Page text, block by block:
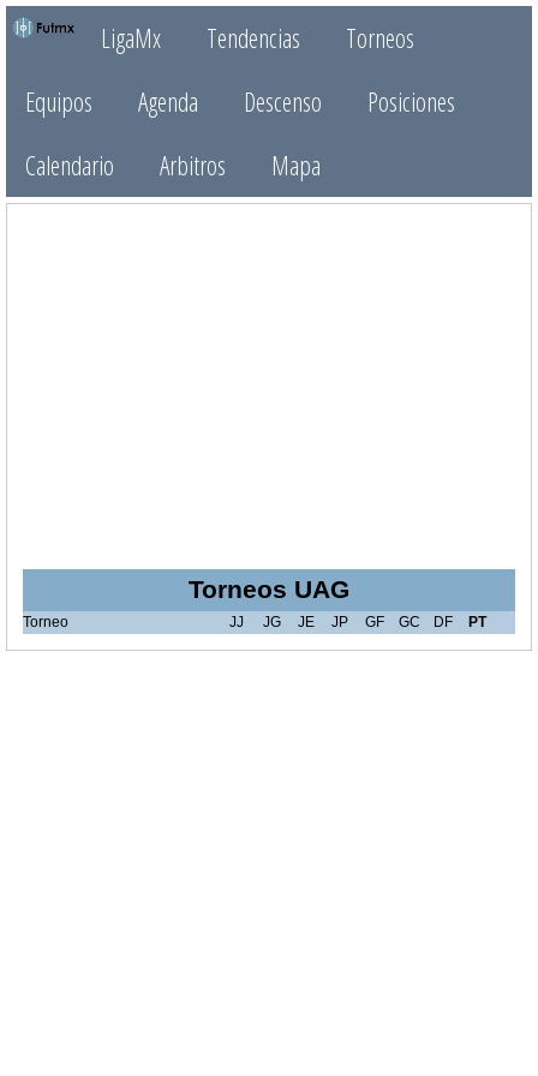
LigaMx Tendencias
Torneos
Equipos
Agenda Descenso
Posiciones
Calendario
Arbitros Mapa
Torneos UAG
Torneo JJ JG JE JP GF GC DF PT